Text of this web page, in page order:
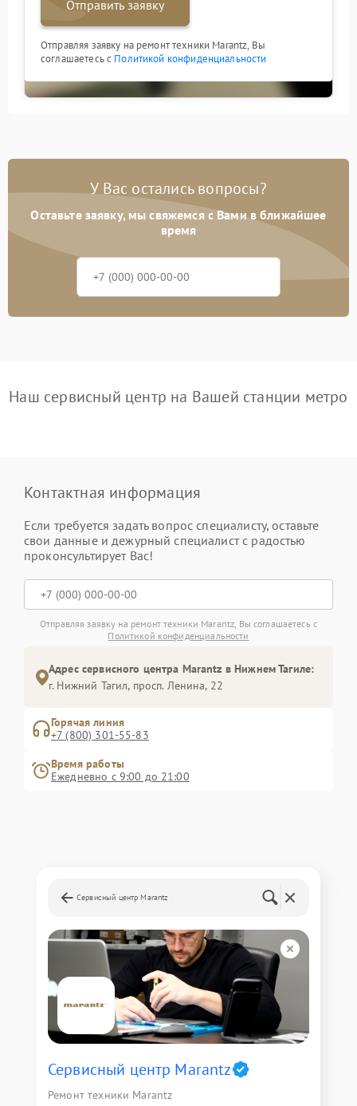
Отправить заявку
Отправляя заявку на ремонт техники Marantz, Вы
соглашаетесь с Политикой конфиденциальности
У Вас остались вопросы?
Оставьте заявку, мы свяжемся с Вами в ближайшее
время
Наш сервисный центр на Вашей станции метро
Контактная информация
Если требуется задать вопрос специалисту, оставьте
свои данные и дежурный специалист с радостью
проконсультирует Вас!
Отправляя заявку на ремонт техники Marantz, Вы соглашаетесь с
Политикой конфиденциальности
Адрес сервисного центра Marantz в Нижнем Тагиле:
г. Нижний Тагил, просп. Ленина, 22
Горячая линия
+7 (800) 301-55-83
Время работы
Ежедневно с 9:00 до 21:00
Сервисный центр Marantz
Сервисный центр Marantz
Ремонт техники Marantz